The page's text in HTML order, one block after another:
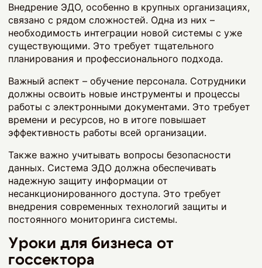
Внедрение ЭДО, особенно в крупных организациях,
связано с рядом сложностей. Одна из них –
необходимость интеграции новой системы с уже
существующими. Это требует тщательного
планирования и профессионального подхода.
Важный аспект – обучение персонала. Сотрудники
должны освоить новые инструменты и процессы
работы с электронными документами. Это требует
времени и ресурсов, но в итоге повышает
эффективность работы всей организации.
Также важно учитывать вопросы безопасности
данных. Система ЭДО должна обеспечивать
надежную защиту информации от
несанкционированного доступа. Это требует
внедрения современных технологий защиты и
постоянного мониторинга системы.
Уроки для бизнеса от
госсектора